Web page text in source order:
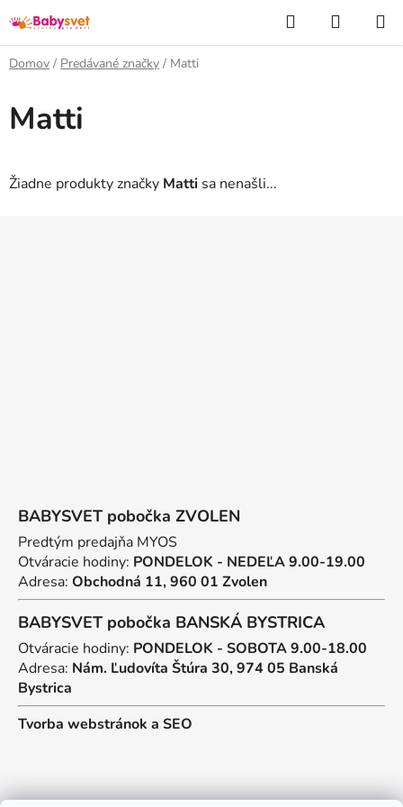
na
obsah
Hľadať
KOŠÍK
Domov / Predávané značky / Matti
Matti
Žiadne produkty značky Matti sa nenašli...
BABYSVET pobočka ZVOLEN
Predtým predajňa MYOS
Otváracie hodiny: PONDELOK - NEDEĽA 9.00-19.00
Adresa: Obchodná 11, 960 01 Zvolen
BABYSVET pobočka BANSKÁ BYSTRICA
Otváracie hodiny: PONDELOK - SOBOTA 9.00-18.00
Adresa: Nám. Ľudovíta Štúra 30, 974 05 Banská
Bystrica
Tvorba webstránok a SEO